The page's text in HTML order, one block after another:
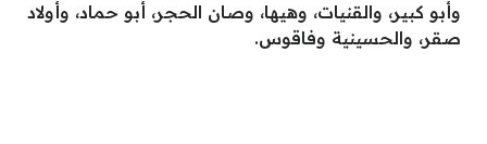
وأبو كبير، والقنيات، وهيها، وصان الحجر، أبو حماد، وأولاد
صقر، والحسينية وفاقوس.